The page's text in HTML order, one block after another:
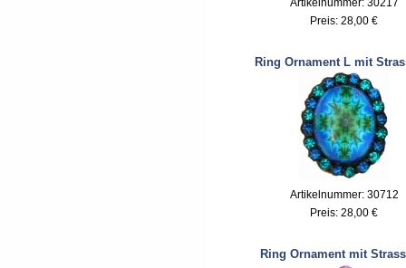
Artikelnummer: 30217
Preis: 28,00 €
Ring Ornament L mit
Artikelnummer: 30712
Preis: 28,00 €
Ring Ornament mit